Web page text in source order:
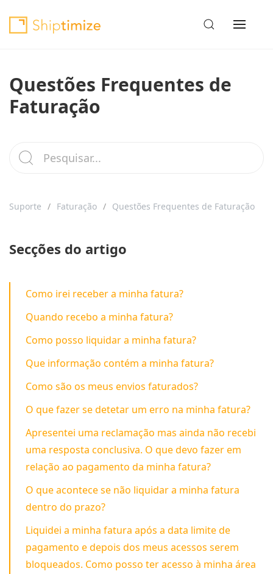
Questões Frequentes de
Faturação
Suporte Faturação Questões Frequentes de Faturação
Secções do artigo
Como irei receber a minha fatura?
Quando recebo a minha fatura?
Como posso liquidar a minha fatura?
Que informação contém a minha fatura?
Como são os meus envios faturados?
O que fazer se detetar um erro na minha fatura?
Apresentei uma reclamação mas ainda não recebi
uma resposta conclusiva. O que devo fazer em
relação ao pagamento da minha fatura?
O que acontece se não liquidar a minha fatura
dentro do prazo?
Liquidei a minha fatura após a data limite de
pagamento e depois dos meus acessos serem
bloqueados. Como posso ter acesso à minha área